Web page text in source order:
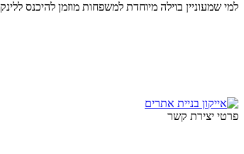
למי שמעוניין בוילה מיוחדת למשפחות מוזמן להיכנס ללינק
פרטי יצירת קשר